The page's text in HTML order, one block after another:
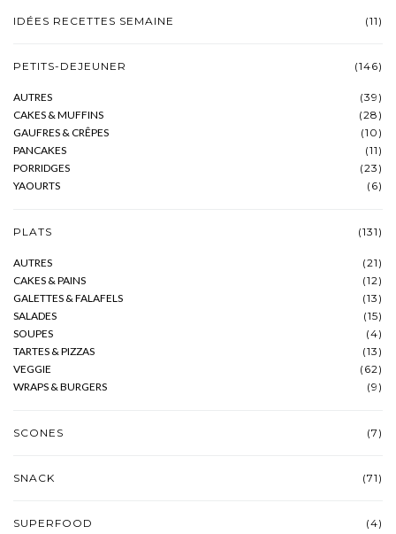
IDÉES RECETTES SEMAINE (11)
PETITS-DEJEUNER (146)
AUTRES
(39)
CAKES & MUFFINS
(28)
GAUFRES & CRÊPES
(10)
PANCAKES
(11)
PORRIDGES
(23)
YAOURTS
(6)
PLATS (131)
AUTRES
(21)
CAKES & PAINS
(12)
GALETTES & FALAFELS
(13)
SALADES
(15)
SOUPES
(4)
TARTES & PIZZAS
(13)
VEGGIE
(62)
WRAPS & BURGERS
(9)
SCONES (7)
SNACK (71)
SUPERFOOD (4)